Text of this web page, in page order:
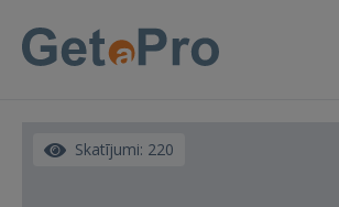
Skatījumi: 220